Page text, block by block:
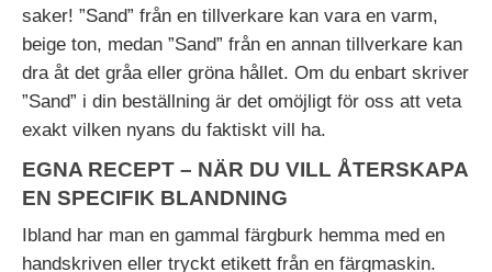
saker! ”Sand” från en tillverkare kan vara en varm,
beige ton, medan ”Sand” från en annan tillverkare kan
dra åt det gråa eller gröna hållet. Om du enbart skriver
”Sand” i din beställning är det omöjligt för oss att veta
exakt vilken nyans du faktiskt vill ha.
EGNA RECEPT – NÄR DU VILL ÅTERSKAPA
EN SPECIFIK BLANDNING
Ibland har man en gammal färgburk hemma med en
handskriven eller tryckt etikett från en färgmaskin.
Stäng